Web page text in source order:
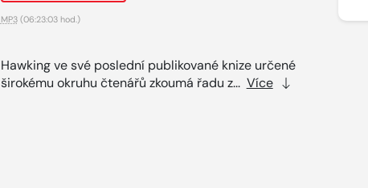
MP3(06:23:03 hod.)
Hawking ve své poslední publikované knize určené
širokému okruhu čtenářů zkoumá řadu z... Více